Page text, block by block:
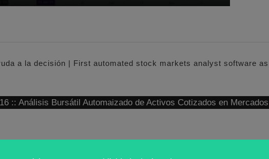
a la decisión | First automated stock markets analyst software
:: Análisis Bursátil Automaizado de Activos Cotizados en